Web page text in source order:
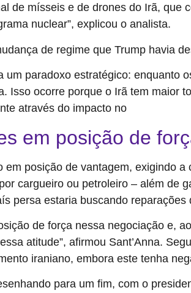
de mísseis e de drones do Irã, que
nuclear”, explicou o analista.
de regime que Trump havia
um paradoxo estratégico: enquanto
Isso ocorre porque o Irã tem maior
através do impacto no
em posição de
em posição de vantagem, exigindo
cargueiro ou petroleiro – além de
persa estaria buscando reparações
de força nessa negociação e,
atitude”, afirmou Sant’Anna.
iraniano, embora este tenha
para um fim, com o